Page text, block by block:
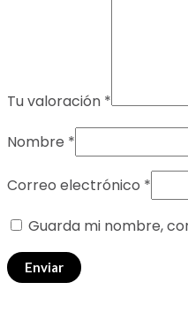
Tu valoración *
Nombre *
Correo electrónico *
Guarda mi nombre,